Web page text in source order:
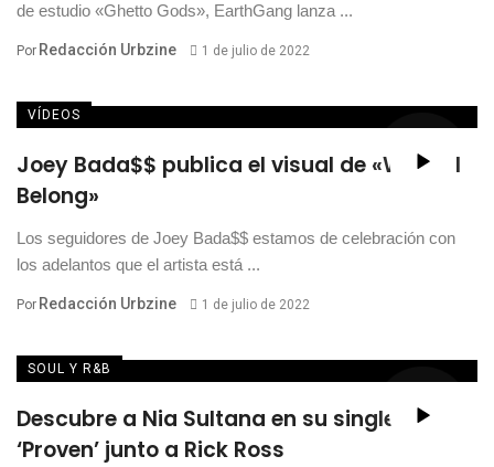
de estudio «Ghetto Gods», EarthGang lanza ...
Por Redacción Urbzine 1 de julio de 2022
VÍDEOS
Joey Bada$$ publica el visual de «Where I
Belong»
Los seguidores de Joey Bada$$ estamos de celebración con
los adelantos que el artista está ...
Por Redacción Urbzine 1 de julio de 2022
SOUL Y R&B
Descubre a Nia Sultana en su single
‘Proven’ junto a Rick Ross